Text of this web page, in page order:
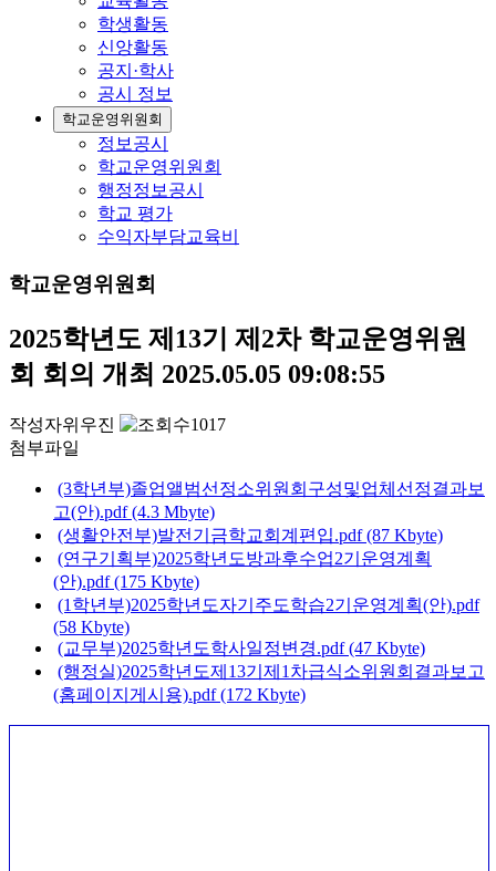
학생활동
신앙활동
공지·학사
공시 정보
학교운영위원회
정보공시
학교운영위원회
행정정보공시
학교 평가
수익자부담교육비
학교운영위원회
2025학년도 제13기 제2차 학교운영위원
회 회의 개최 2025.05.05 09:08:55
작성자위우진
1017
첨부파일
(3학년부)졸업앨범선정소위원회구성및업체선정결과보
고(안).pdf (4.3 Mbyte)
(생활안전부)발전기금학교회계편입.pdf (87 Kbyte)
(연구기획부)2025학년도방과후수업2기운영계획
(안).pdf (175 Kbyte)
(1학년부)2025학년도자기주도학습2기운영계획(안).pdf
(58 Kbyte)
(교무부)2025학년도학사일정변경.pdf (47 Kbyte)
(행정실)2025학년도제13기제1차급식소위원회결과보고
(홈페이지게시용).pdf (172 Kbyte)